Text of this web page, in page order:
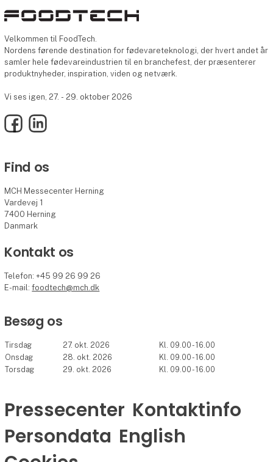
Velkommen til FoodTech.
Nordens førende destination for fødevareteknologi, der hvert andet år
samler hele fødevareindustrien til en branchefest, der præsenterer
produktnyheder, inspiration, viden og netværk.
Vi ses igen, 27. - 29. oktober 2026
FacebookLinkedIn
Find os
MCH Messecenter Herning
Vardevej 1
7400 Herning
Danmark
Kontakt os
Telefon: +45 99 26 99 26
E-mail:foodtech@mch.dk
Besøg os
Tirsdag 27. okt. 2026
Kl. 09.00 - 16.00
Onsdag
28. okt. 2026
Kl. 09.00 - 16.00
Torsdag
29. okt. 2026 Kl. 09.00 - 16.00
Pressecenter Kontaktinfo
Persondata English